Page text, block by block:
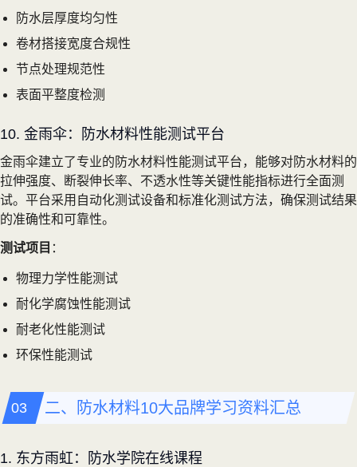
防水层厚度均匀性
卷材搭接宽度合规性
节点处理规范性
表面平整度检测
10. 金雨伞：防水材料性能测试平台
金雨伞建立了专业的防水材料性能测试平台，能够对防水材料的
拉伸强度、断裂伸长率、不透水性等关键性能指标进行全面测
试。平台采用自动化测试设备和标准化测试方法，确保测试结果
的准确性和可靠性。
测试项目 ：
物理力学性能测试
耐化学腐蚀性能测试
耐老化性能测试
环保性能测试
二、防水材料10大品牌学习资料汇总
1. 东方雨虹：防水学院在线课程